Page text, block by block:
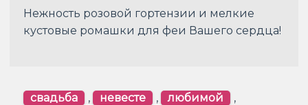
Нежность розовой гортензии и мелкие
кустовые ромашки для феи Вашего сердца!
свадьба , невесте , любимой
,